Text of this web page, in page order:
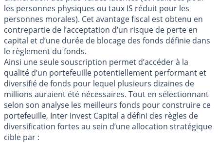
les personnes physiques ou taux IS réduit pour les
personnes morales). Cet avantage fiscal est obtenu en
contrepartie de l’acceptation d’un risque de perte en
capital et d’une durée de blocage des fonds définie dans
le règlement du fonds.
Ainsi une seule souscription permet d’accéder à la
qualité d’un portefeuille potentiellement performant et
diversifié de fonds pour lequel plusieurs dizaines de
millions auraient été nécessaires. Tout en sélectionnant
selon son analyse les meilleurs fonds pour construire ce
portefeuille, Inter Invest Capital a défini des règles de
diversification fortes au sein d’une allocation stratégique
cible par :